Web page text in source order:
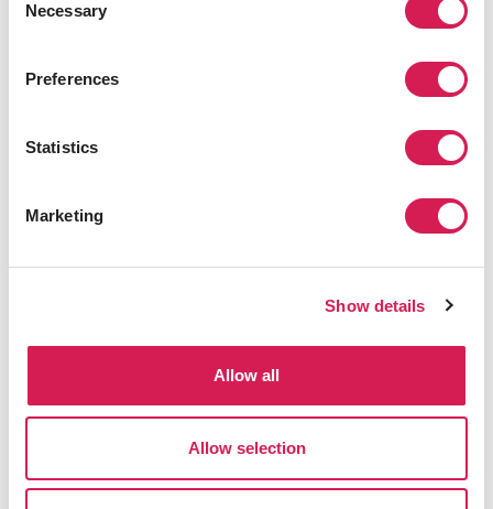
Selection
Necessary
Preferences
Statistics
Marketing
Show details
Allow all
Allow selection
비자 - 필요한 경우 법적 지위 증명을 위해서 필요합니다.
중한 투자입니다.
숙소 세부 정보 - 많은 세관에서는 숙박할 곳의 주소 제공을
학교 입학허가서 - 참여할 프로그램 입학에 대한 증거가 필
비상 연락망 - 도움을 요청할 수 있는 현지 및 해외 연락처도
필요합니다.
세면도구